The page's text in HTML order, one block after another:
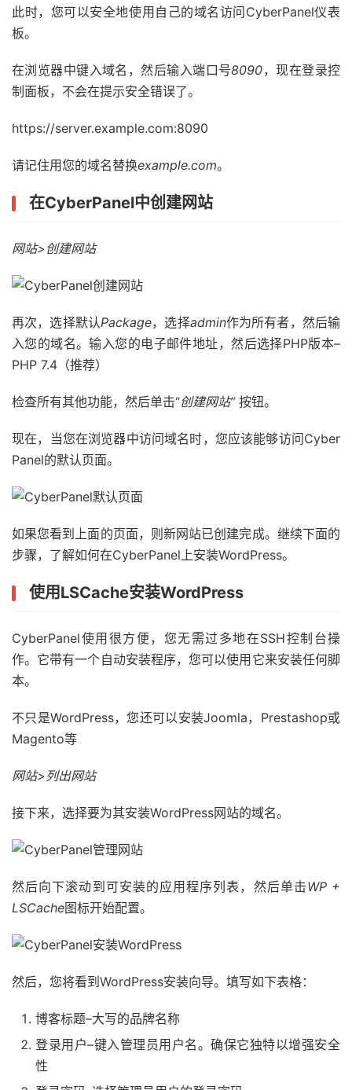
此时，您可以安全地使用自己的域名访问Cyber​​Panel仪表
板。
在浏览器中键入域名，然后输入端口号8090，现在登录控
制面板，不会在提示安全错误了。
https://server.example.com:8090
请记住用您的域名替换example.com。
在Cyber​​Panel中创建网站
网站>创建网站
再次，选择默认Package，选择admin作为所有者，然后输
入您的域名。输入您的电子邮件地址，然后选择PHP版本–
PHP 7.4（推荐）
检查所有其他功能，然后单击“创建网站”按钮。
现在，当您在浏览器中访问域名时，您应该能够访问Cyber​​
Panel的默认页面。
如果您看到上面的页面，则新网站已创建完成。继续下面的
步骤，了解如何在Cyber​​Panel上安装WordPress。
使用LSCache安装WordPress
Cyber​​Panel使用很方便，您无需过多地在SSH控制台操
作。它带有一个自动安装程序，您可以使用它来安装任何脚
本。
不只是WordPress，您还可以安装Joomla，Prestashop或
Magento等
网站>列出网站
接下来，选择要为其安装WordPress网站的域名。
然后向下滚动到可安装的应用程序列表，然后单击WP +
LSCache图标开始配置。
然后，您将看到WordPress安装向导。填写如下表格：
博客标题–大写的品牌名称
登录用户–键入管理员用户名。确保它独特以增强安全
性